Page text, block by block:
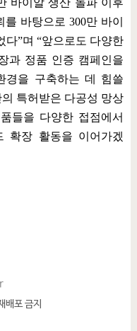
를 바탕으로300만 바이
다”며“앞으로도 다양한
과 정품 인증 캠페인을
경을 구축하는 데 힘쓸
특허받은 다공성 망상
들을 다양한 접점에서
확장 활동을 이어가겠
포 금지